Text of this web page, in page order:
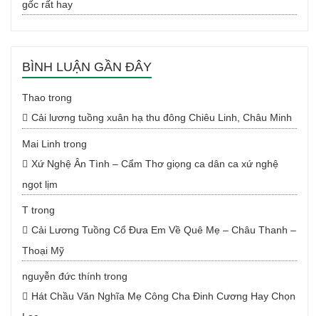
gốc rất hay
BÌNH LUẬN GẦN ĐÂY
Thao trong
Cải lương tuồng xuân hạ thu đông Chiêu Linh, Châu Minh
Mai Linh trong
Xứ Nghệ Ân Tình – Cẩm Thơ giọng ca dân ca xứ nghệ
ngọt lịm
T trong
Cải Lương Tuồng Cổ Đưa Em Về Quê Mẹ – Châu Thanh –
Thoại Mỹ
nguyễn đức thính trong
Hát Chầu Văn Nghĩa Mẹ Công Cha Đinh Cương Hay Chọn